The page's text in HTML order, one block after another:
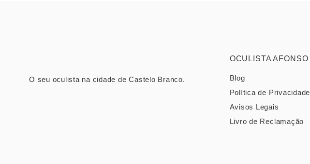
O seu oculista na cidade de Castelo Branco.
OCULISTA AFONSO
Blog
Política de Privacidade
Avisos Legais
Livro de Reclamação